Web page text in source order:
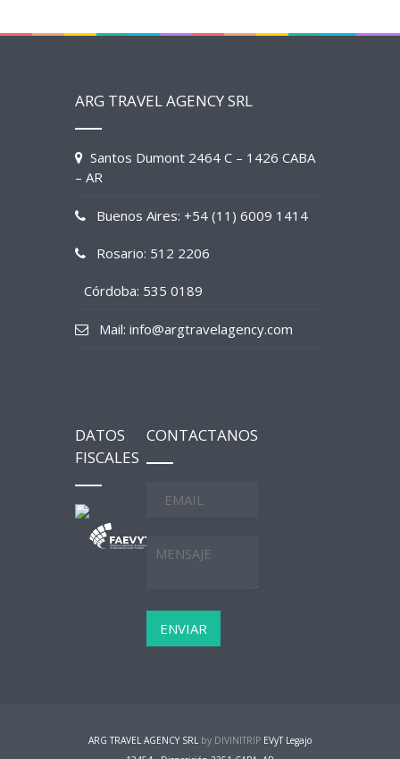
ARG TRAVEL AGENCY SRL
Santos Dumont 2464 C – 1426 CABA
– AR
Buenos Aires: +54 (11) 6009 1414
Rosario: 512 2206
Córdoba: 535 0189
Mail: info@argtravelagency.com
DATOS
FISCALES
CONTACTANOS
ARG TRAVEL AGENCY SRLby DIVINITRIP EVyT Legajo